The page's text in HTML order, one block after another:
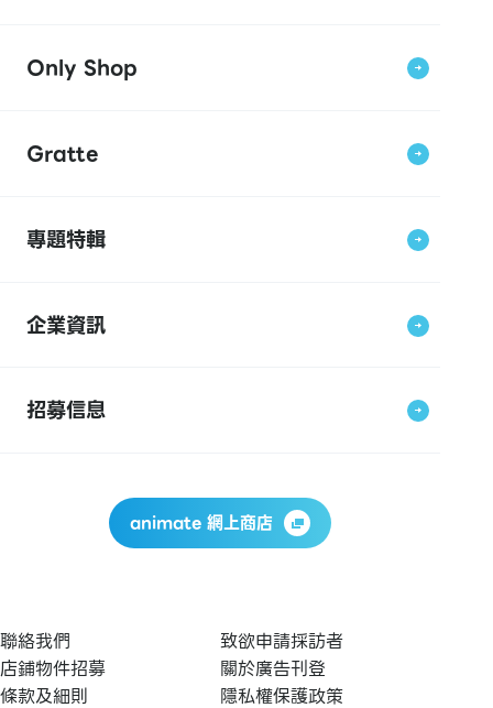
Only Shop
Gratte
專題特輯
企業資訊
招募信息
animate 網上商店
聯絡我們
致欲申請採訪者
店鋪物件招募
關於廣告刊登
條款及細則
隱私權保護政策